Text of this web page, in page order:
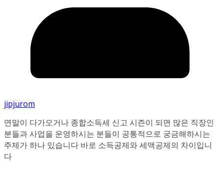
jipjurom
연말이 다가오거나 종합소득세 신고 시즌이 되면 많은 직장인
분들과 사업을 운영하시는 분들이 공통적으로 궁금해하시는
주제가 하나 있습니다 바로 소득공제와 세액공제의 차이입니
다